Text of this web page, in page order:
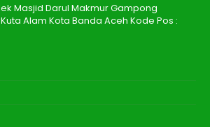
Masjid Darul Makmur Gampong
Alam Kota Banda Aceh Kode Pos :